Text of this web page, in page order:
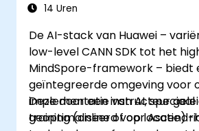
14 Uren
De AI-stack van Huawei –
low-level CANN SDK tot het
MindSpore-framework – biedt
geïntegreerde omgeving voor
implementatie van AI, speciaal
geoptimaliseerd voor Ascend-
Deze door een instructeur
training (online of op locatie)